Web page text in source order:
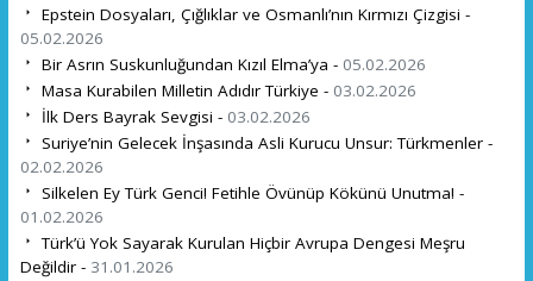
Epstein Dosyaları, Çığlıklar ve Osmanlı’nın Kırmızı Çizgisi -
05.02.2026
Bir Asrın Suskunluğundan Kızıl Elma’ya - 05.02.2026
Masa Kurabilen Milletin Adıdır Türkiye - 03.02.2026
İlk Ders Bayrak Sevgisi - 03.02.2026
Suriye’nin Gelecek İnşasında Asli Kurucu Unsur: Türkmenler -
02.02.2026
Silkelen Ey Türk Genci! Fetihle Övünüp Kökünü Unutma! -
01.02.2026
Türk’ü Yok Sayarak Kurulan Hiçbir Avrupa Dengesi Meşru
Değildir - 31.01.2026